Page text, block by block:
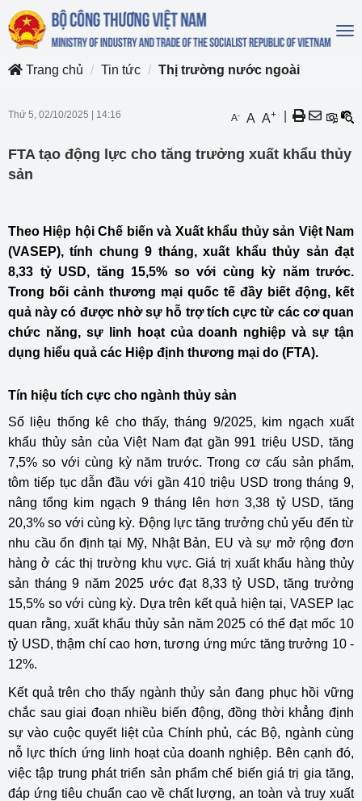
Trang chủ
Tin tức Thị trường nước ngoài
Thứ 5, 02/10/2025 14:16 A- A A+
FTA tạo động lực cho tăng trưởng xuất khẩu thủy
sản
Theo Hiệp hội Chế biến và Xuất khẩu thủy sản Việt Nam
(VASEP), tính chung 9 tháng, xuất khẩu thủy sản đạt
8,33 tỷ USD, tăng 15,5% so với cùng kỳ năm trước.
Trong bối cảnh thương mại quốc tế đầy biết động, kết
quả này có được nhờ sự hỗ trợ tích cực từ các cơ quan
chức năng, sự linh hoạt của doanh nghiệp và sự tận
dụng hiểu quả các Hiệp định thương mại do (FTA).
Tín hiệu tích cực cho ngành thủy sản
Số liệu thống kê cho thấy, tháng 9/2025, kim ngạch xuất
khẩu thủy sản của Việt Nam đạt gần 991 triệu USD, tăng
7,5% so với cùng kỳ năm trước. Trong cơ cấu sản phẩm,
tôm tiếp tục dẫn đầu với gần 410 triệu USD trong tháng 9,
nâng tổng kim ngạch 9 tháng lên hơn 3,38 tỷ USD, tăng
20,3% so với cùng kỳ. Động lực tăng trưởng chủ yếu đến từ
nhu cầu ổn định tại Mỹ, Nhật Bản, EU và sự mở rộng đơn
hàng ở các thị trường khu vực. Giá trị xuất khẩu hàng thủy
sản tháng 9 năm 2025 ước đạt 8,33 tỷ USD, tăng trưởng
15,5% so với cùng kỳ. Dựa trên kết quả hiện tại, VASEP lạc
quan rằng, xuất khẩu thủy sản năm 2025 có thể đạt mốc 10
tỷ USD, thậm chí cao hơn, tương ứng mức tăng trưởng 10 -
12%.
Kết quả trên cho thấy ngành thủy sản đang phục hồi vững
chắc sau giai đoạn nhiều biến động, đồng thời khẳng định
sự vào cuộc quyết liệt của Chính phủ, các Bộ, ngành cùng
nỗ lực thích ứng linh hoạt của doanh nghiệp. Bên cạnh đó,
việc tập trung phát triển sản phẩm chế biến giá trị gia tăng,
đáp ứng tiêu chuẩn cao về chất lượng, an toàn và truy xuất